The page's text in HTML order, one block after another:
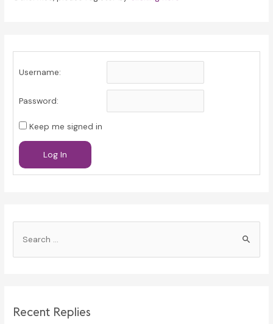
Username:
Password:
Keep me signed in
Log In
h
Recent Replies